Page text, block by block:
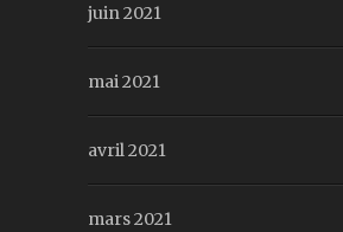
juin 2021
mai 2021
avril 2021
mars 2021